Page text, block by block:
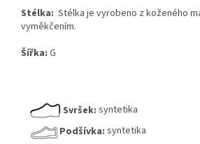
Stélka: Stélka je vyrobeno z koženého
vyměkčením.
Šířka: G
Svršek: syntetika
Podšívka: syntetika